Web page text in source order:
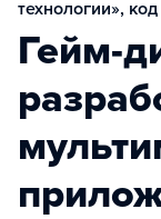
технологии»,
Гейм-